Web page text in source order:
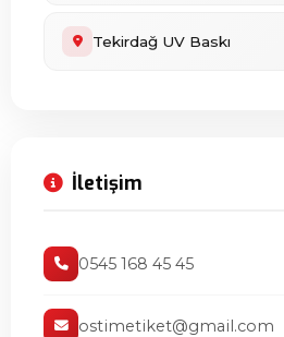
Tekirdağ UV Baskı
İletişim
0545 168 45 45
ostimetiket@gmail.com